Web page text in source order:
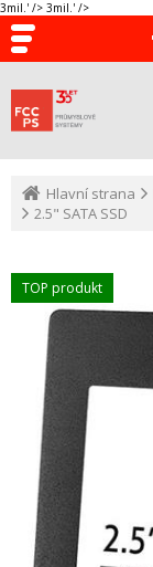
3mil.' /> 3mil.' />
Hlavní strana
2.5" SATA SSD
TOP produkt